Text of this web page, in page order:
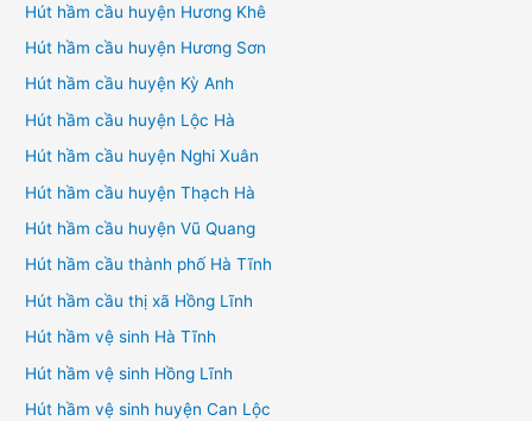
Hút hầm cầu huyện Hương Khê
Hút hầm cầu huyện Hương Sơn
Hút hầm cầu huyện Kỳ Anh
Hút hầm cầu huyện Lộc Hà
Hút hầm cầu huyện Nghi Xuân
Hút hầm cầu huyện Thạch Hà
Hút hầm cầu huyện Vũ Quang
Hút hầm cầu thành phố Hà Tĩnh
Hút hầm cầu thị xã Hồng Lĩnh
Hút hầm vệ sinh Hà Tĩnh
Hút hầm vệ sinh Hồng Lĩnh
Hút hầm vệ sinh huyện Can Lộc